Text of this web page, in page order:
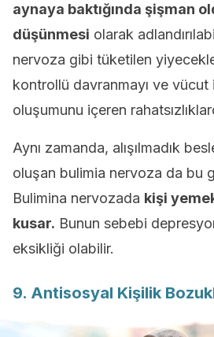
aynaya baktığında şişman
düşünmesi olarak
nervoza gibi tüketilen
kontrollü davranmayı ve vücut
oluşumunu içeren
Aynı zamanda, alışılmadık
oluşan bulimia nervoza da bu
Bulimina nervozada kişi
kusar. Bunun sebebi
eksikliği olabilir.
9. Antisosyal Kişilik